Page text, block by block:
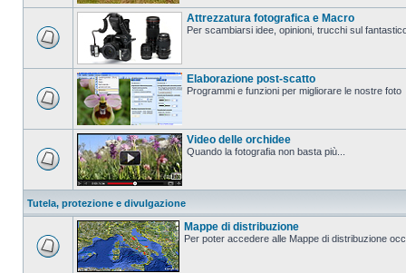
Attrezzatura fotografica e Macro
Per scambiarsi idee, opinioni, trucchi sul
Elaborazione post-scatto
Programmi e funzioni per migliorare le nostre foto
Video delle orchidee
Quando la fotografia non basta più...
Tutela, protezione e divulgazione
Mappe di distribuzione
Per poter accedere alle Mappe di distribuzione